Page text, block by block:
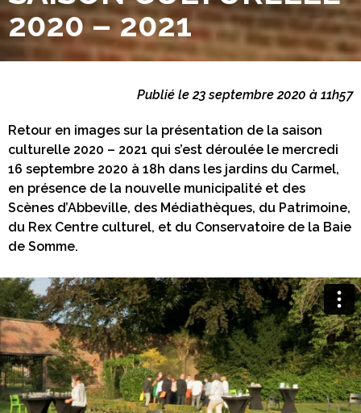
2020 – 2021
Publié le 23 septembre 2020 à 11h57
Retour en images sur la présentation de la saison
culturelle 2020 – 2021 qui s’est déroulée le mercredi
16 septembre 2020 à 18h dans les jardins du Carmel,
en présence de la nouvelle municipalité et des
Scènes d’Abbeville, des Médiathèques, du Patrimoine,
du Rex Centre culturel, et du Conservatoire de la Baie
de Somme.